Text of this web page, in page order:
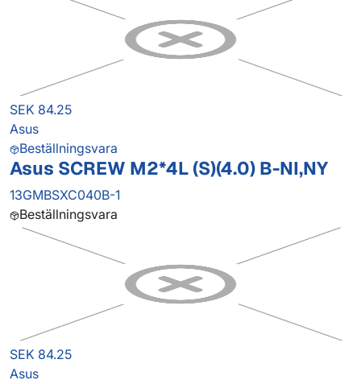
SEK 84.25
Asus
Beställningsvara
Asus SCREW M2*4L (S)(4.0) B-NI,NY
13GMBSXC040B-1
Beställningsvara
SEK 84.25
Asus